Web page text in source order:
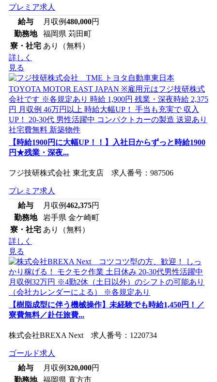
プレミア求人
給与
月収例480,000円
勤務地
福岡県 苅田町
寮・社宅 あり（無料）
詳しく
見る
【時給1900円に大幅UP！！】入社日からずっと時給1900
円★残業・深夜...
フジ技研株式会社 東北支店 求人番号：987506
プレミア求人
給与
月収例462,375円
勤務地
岩手県 金ケ崎町
寮・社宅 あり（無料）
詳しく
見る
【樹脂成型に伴う機械操作】未経験でも時給1,450円！／
寮費無料／赴任旅費...
株式会社BREXA Next 求人番号：1220734
ゴールド求人
給与
月収例320,000円
勤務地
福岡県 直方市